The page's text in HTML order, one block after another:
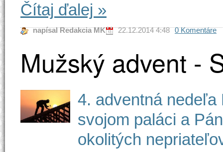
Čítaj ďalej »
napísal Redakcia MK 22.12.2014 4:48 0 Komentáre
Mužský advent -
4. adventná
svojom paláci a
okolitých